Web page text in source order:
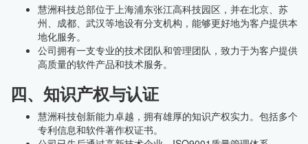
慧洲科技总部位于上海浦东张江高科技园区，并在北京、苏
州、成都、武汉等地设有分支机构，能够更好地为客户提供本
地化服务。
公司拥有一支专业的技术团队和管理团队，致力于为客户提供
高质量的软件产品和技术服务。
四、知识产权与认证
慧洲科技创新能力卓越，拥有雄厚的知识产权实力。包括多个
专利信息和软件著作权证书。